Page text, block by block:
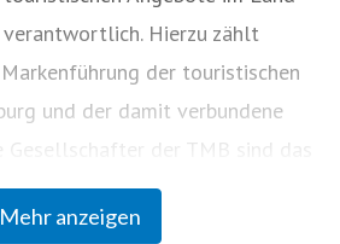
verantwortlich. Hierzu zählt
der touristischen
und der damit verbundene
Gesellschafter der TMB sind das
(59 Prozent), die Vereinigung
Körperschaften zur Förderung der
Mehr anzeigen